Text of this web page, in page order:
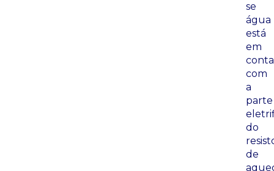
se
água
está
em
com
a
parte
do
de